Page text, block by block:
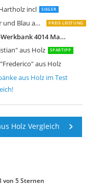
incl SIEGER
small foot 10839 Werkbank in Natur und Blau aus Holz PREIS-LEISTUNG
Holzspielzeug-Peitz Kinder-Werkbank 4014 Massivholz-Hobelbank
aus Holz
SPARTIPP
aus Holz
Van My First Werkzeug Bench
Werkbank Spielwerkbank aus
Van Alex der Bank
Werkbank aus Holz
& Doug Werkbank aus Holz
aus Holzim Test
Holz Vergleich
von 5 Sternen